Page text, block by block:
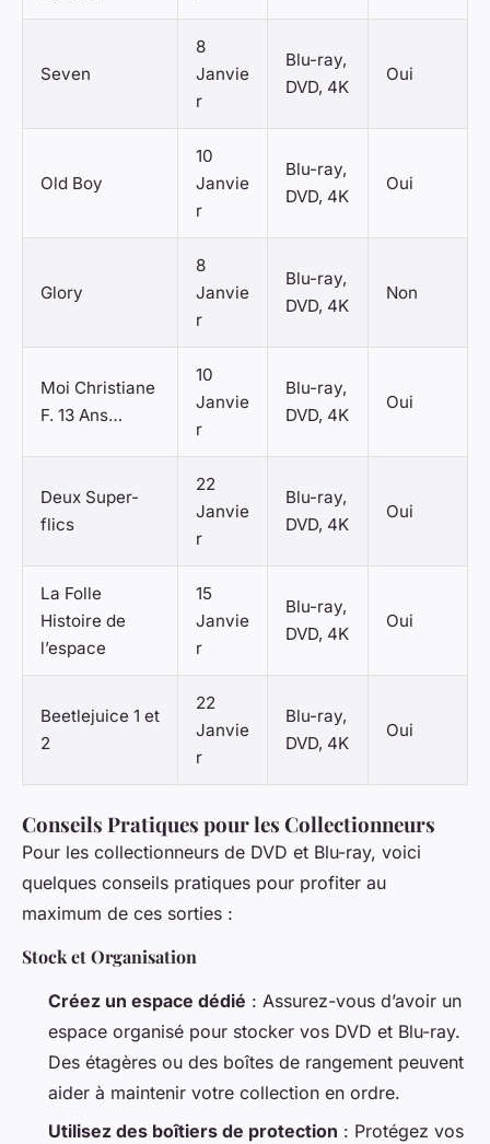
Seven
8
Janvie
r
Blu-ray,
DVD, 4K
Oui
Old Boy
10
Janvie
r
Blu-ray,
DVD, 4K
Oui
Glory
8
Janvie
r
Blu-ray,
DVD, 4K
Non
Moi Christiane
F. 13 Ans…
10
Janvie
r
Blu-ray,
DVD, 4K
Oui
Deux Super-
flics
22
Janvie
r
Blu-ray,
DVD, 4K
Oui
La Folle
Histoire de
l’espace
15
Janvie
r
Blu-ray,
DVD, 4K
Oui
Beetlejuice 1 et
2
22
Janvie
r
Blu-ray,
DVD, 4K
Oui
Conseils Pratiques pour les Collectionneurs
Pour les collectionneurs de DVD et Blu-ray, voici
quelques conseils pratiques pour profiter au
maximum de ces sorties :
Stock et Organisation
Créez un espace dédié : Assurez-vous d’avoir un
espace organisé pour stocker vos DVD et Blu-ray.
Des étagères ou des boîtes de rangement peuvent
aider à maintenir votre collection en ordre.
Utilisez des boîtiers de protection : Protégez vos